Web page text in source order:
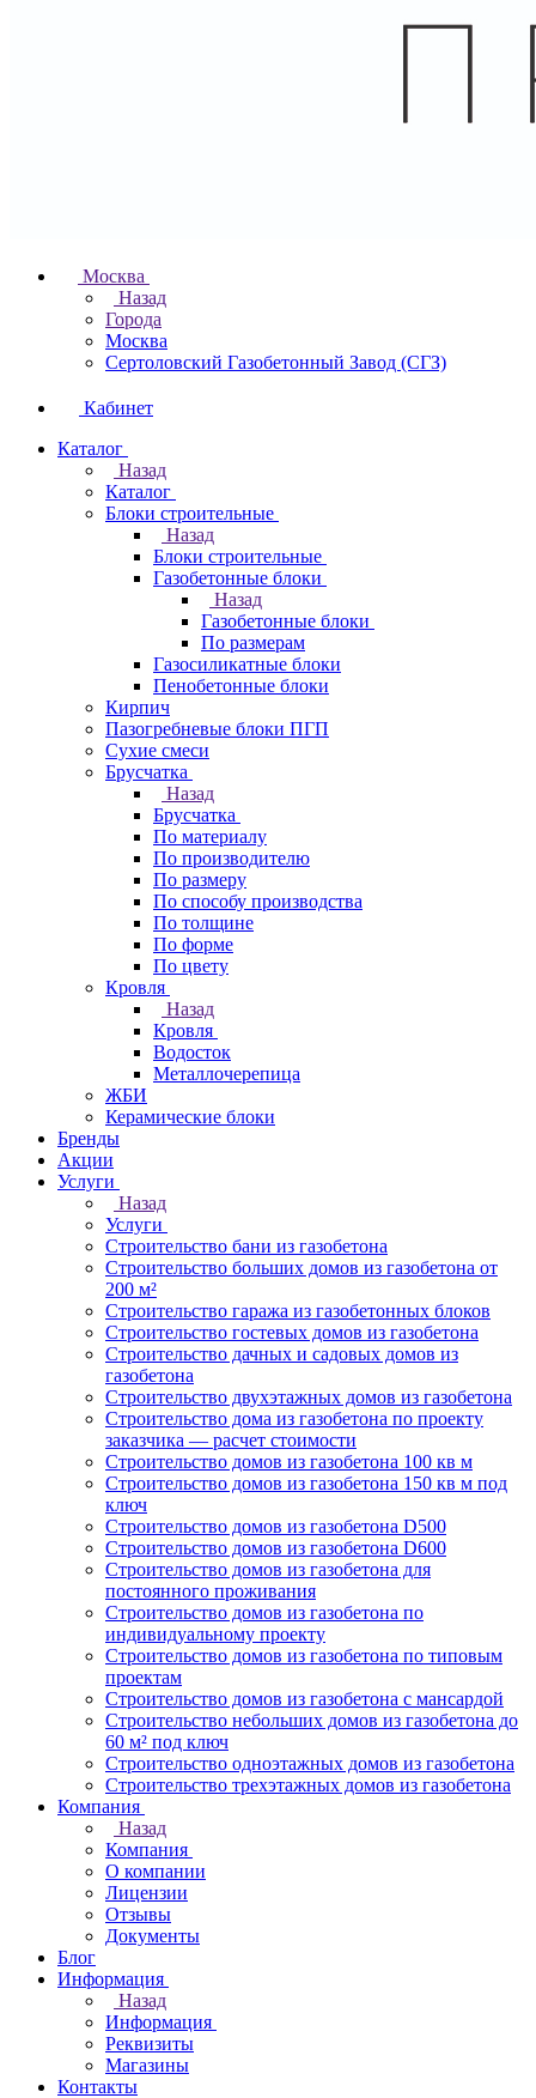
Москва
Назад
Города
Москва
Сертоловский Газобетонный Завод (СГЗ)
Кабинет
Каталог
Назад
Каталог
Блоки строительные
Назад
Блоки строительные
Газобетонные блоки
Назад
Газобетонные блоки
По размерам
Газосиликатные блоки
Пенобетонные блоки
Кирпич
Пазогребневые блоки ПГП
Сухие смеси
Брусчатка
Назад
Брусчатка
По материалу
По производителю
По размеру
По способу производства
По толщине
По форме
По цвету
Кровля
Назад
Кровля
Водосток
Металлочерепица
ЖБИ
Керамические блоки
Бренды
Акции
Услуги
Назад
Услуги
Строительство бани из газобетона
Строительство больших домов из газобетона от
200 м²
Строительство гаража из газобетонных блоков
Строительство гостевых домов из газобетона
Строительство дачных и садовых домов из
газобетона
Строительство двухэтажных домов из газобетона
Строительство дома из газобетона по проекту
заказчика — расчет стоимости
Строительство домов из газобетона 100 кв м
Строительство домов из газобетона 150 кв м под
ключ
Строительство домов из газобетона D500
Строительство домов из газобетона D600
Строительство домов из газобетона для
постоянного проживания
Строительство домов из газобетона по
индивидуальному проекту
Строительство домов из газобетона по типовым
проектам
Строительство домов из газобетона с мансардой
Строительство небольших домов из газобетона до
60 м² под ключ
Строительство одноэтажных домов из газобетона
Строительство трехэтажных домов из газобетона
Компания
Назад
Компания
О компании
Лицензии
Отзывы
Документы
Блог
Информация
Назад
Информация
Реквизиты
Магазины
Контакты